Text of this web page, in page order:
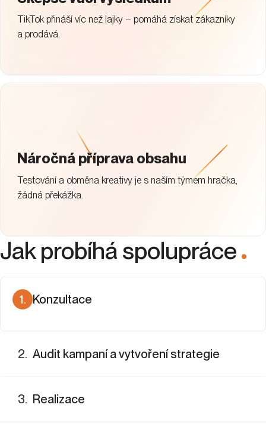
TikTok přináší víc než lajky – pomáhá získat zákazníky
a prodává.
Náročná příprava obsahu
Testování a obměna kreativy je s naším týmem hračka,
žádná překážka.
Jak probíhá spolupráce
.
1. Konzultace
2. Audit kampaní a vytvoření strategie
3. Realizace